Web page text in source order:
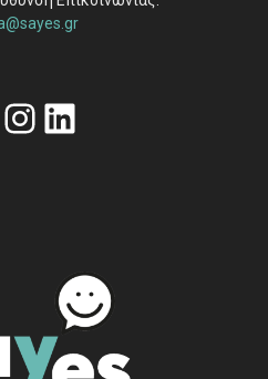
Instagram
Linkedin